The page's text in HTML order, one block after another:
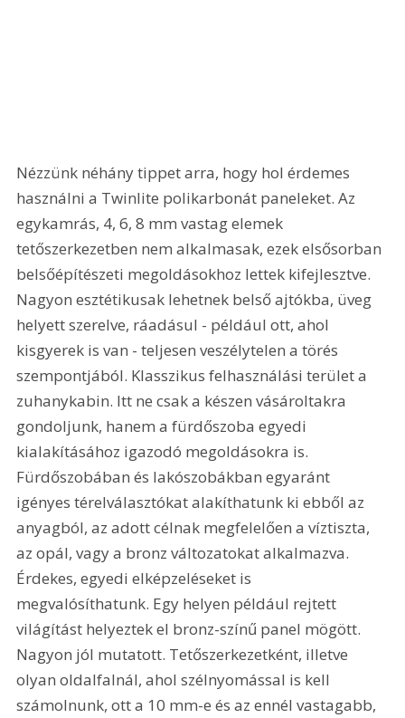
Nézzünk néhány tippet arra, hogy hol érdemes
használni a Twinlite polikarbonát paneleket. Az
egykamrás, 4, 6, 8 mm vastag elemek
tetőszerkezetben nem alkalmasak, ezek elsősorban
belsőépítészeti megoldásokhoz lettek kifejlesztve.
Nagyon esztétikusak lehetnek belső ajtókba, üveg
helyett szerelve, ráadásul - például ott, ahol
kisgyerek is van - teljesen veszélytelen a törés
szempontjából. Klasszikus felhasználási terület a
zuhanykabin. Itt ne csak a készen vásároltakra
gondoljunk, hanem a fürdőszoba egyedi
kialakításához igazodó megoldásokra is.
Fürdőszobában és lakószobákban egyaránt
igényes térelválasztókat alakíthatunk ki ebből az
anyagból, az adott célnak megfelelően a víztiszta,
az opál, vagy a bronz változatokat alkalmazva.
Érdekes, egyedi elképzeléseket is
megvalósíthatunk. Egy helyen például rejtett
világítást helyeztek el bronz-színű panel mögött.
Nagyon jól mutatott. Tetőszerkezetként, illetve
olyan oldalfalnál, ahol szélnyomással is kell
számolnunk, ott a 10 mm-e és az ennél vastagabb,